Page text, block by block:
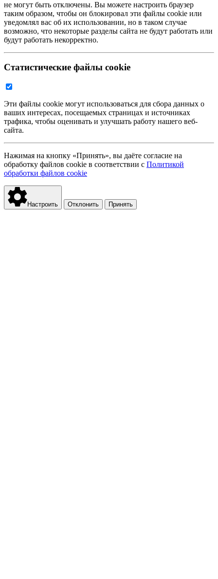
не могут быть отключены. Вы можете настроить браузер
таким образом, чтобы он блокировал эти файлы cookie или
уведомлял вас об их использовании, но в таком случае
возможно, что некоторые разделы сайта не будут работать или
будут работать некорректно.
Статистические файлы cookie
Эти файлы cookie могут использоваться для сбора данных о
ваших интересах, посещаемых страницах и источниках
трафика, чтобы оценивать и улучшать работу нашего веб-
сайта.
Нажимая на кнопку «Принять», вы даёте согласие на
обработку файлов cookie в соответствии с Политикой
обработки файлов cookie
Настроить Отклонить Принять